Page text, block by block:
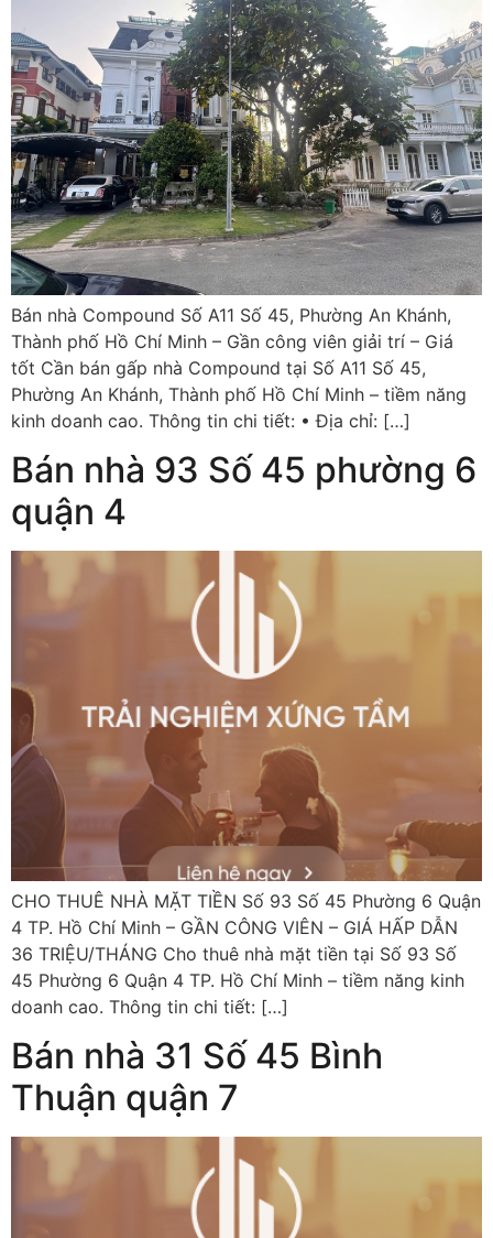
Bán nhà Compound Số A11 Số 45, Phường An Khánh,
Thành phố Hồ Chí Minh – Gần công viên giải trí – Giá
tốt Cần bán gấp nhà Compound tại Số A11 Số 45,
Phường An Khánh, Thành phố Hồ Chí Minh – tiềm năng
kinh doanh cao. Thông tin chi tiết: • Địa chỉ: […]
Bán nhà 93 Số 45 phường 6
quận 4
CHO THUÊ NHÀ MẶT TIỀN Số 93 Số 45 Phường 6 Quận
4 TP. Hồ Chí Minh – GẦN CÔNG VIÊN – GIÁ HẤP DẪN
36 TRIỆU/THÁNG Cho thuê nhà mặt tiền tại Số 93 Số
45 Phường 6 Quận 4 TP. Hồ Chí Minh – tiềm năng kinh
doanh cao. Thông tin chi tiết: […]
Bán nhà 31 Số 45 Bình
Thuận quận 7